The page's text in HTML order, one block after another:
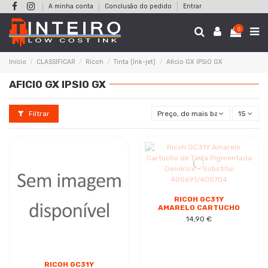
A minha conta Conclusão do pedido Entrar
0
Início CLASSIFICAR Ricoh Tinta (Ink-jet) Aficio GX IPSiO GX
AFICIO GX IPSIO GX
Filtrar Preço, do mais baixo ao mais
15
RICOH GC31Y
RICOH GC31Y
AMARELO CARTUCHO
DE TINTA PIGMENTADA
GENÉRICO -
14,90 €